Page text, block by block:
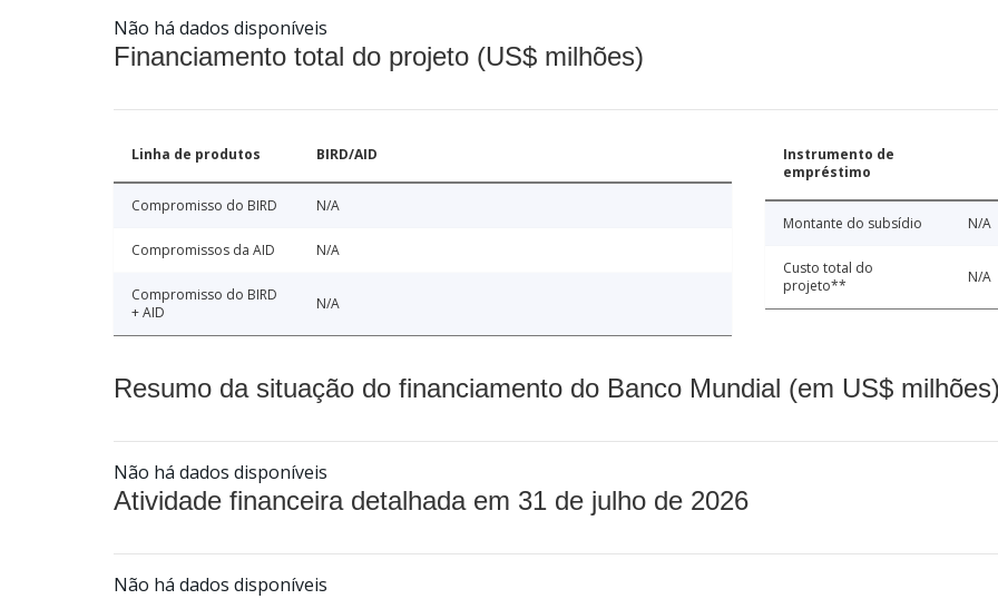
Não há dados disponíveis
Financiamento total do projeto (US$ milhões)
Linha de produtos BIRD/AID
Compromisso do BIRD N/A
Compromissos da AID N/A
Compromisso do BIRD
+ AID
N/A
Instrumento de
empréstimo
Montante do subsídio N/A
Custo total do
projeto**
N/A
Resumo da situação do financiamento do Banco Mundial (em US$
Não há dados disponíveis
Atividade financeira detalhada em 31 de julho de 2026
Não há dados disponíveis